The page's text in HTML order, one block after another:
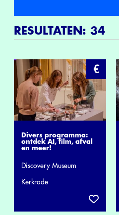
RESULTATEN: 34
Divers programma:
ontdek AI, film, afval
en meer!
Discovery Museum
Kerkrade